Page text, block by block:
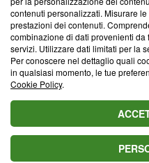
Informativa Privacy
Cookie Policy
Blasting SA, IDI CHE-
Lugano (Svizzera) Tel:+39
© 2026 Blasting News
contenuti personalizzati. Misurare
prestazioni dei contenuti.
combinazione di dati provenienti
servizi. Utilizzare dati limitati per la
Per conoscere nel dettaglio quali
in qualsiasi momento, le tue
Cookie Policy.